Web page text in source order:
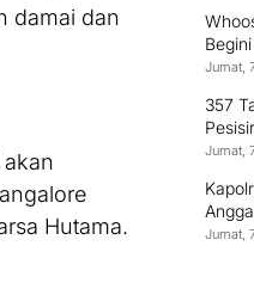
damai dan
Hutama.
Jumat,
357
Jumat,
Jumat,